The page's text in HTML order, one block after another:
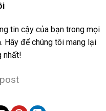
tin cậy của bạn trong mọi
Hãy để chúng tôi mang lại
nhất!